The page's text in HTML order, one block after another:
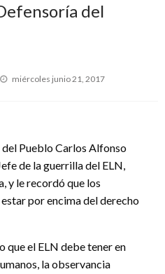
del
Publicado
miércoles junio 21, 2017
Pueblo Carlos Alfonso
de la guerrilla del ELN,
y le recordó que los
por encima del derecho
que el ELN debe tener en
la observancia